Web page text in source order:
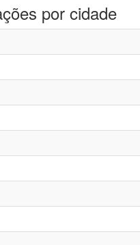
por cidade